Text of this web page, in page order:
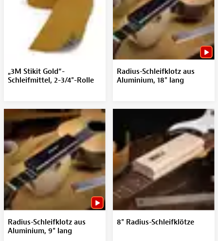
„3M Stikit Gold“-
Schleifmittel, 2-3/4"-Rolle
Radius-Schleifklotz aus
Aluminium, 18" lang
Radius-Schleifklotz aus
Aluminium, 9" lang
8" Radius-Schleifklötze